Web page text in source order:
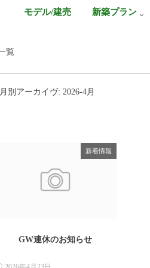
モデル/建売 新築プラン
覧
月別アーカイヴ: 2026-4月
新着情報
GW連休のお知らせ